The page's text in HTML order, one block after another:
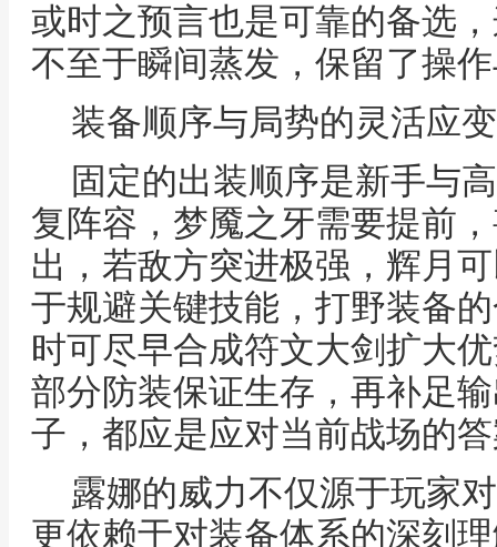
或时之预言也是可靠的备选
不至于瞬间蒸发，保留了操
装备顺序与局势的灵活应变
固定的出装顺序是新手与
复阵容，梦魇之牙需要提前
出，若敌方突进极强，辉月
于规避关键技能，打野装备
时可尽早合成符文大剑扩大
部分防装保证生存，再补足
子，都应是应对当前战场的
露娜的威力不仅源于玩家
更依赖于对装备体系的深刻